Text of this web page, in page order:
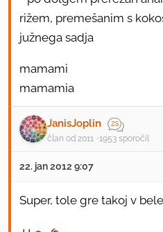
rižem, premešanim s
južnega sadja
mamami
mamamia
JanisJoplin
član od 2011 1953 sporočil
22. jan 2012 9:07
Super, tole gre takoj v